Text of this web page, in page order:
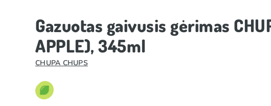
Gazuotas gaivusis gėrimas
APPLE), 345ml
CHUPA CHUPS